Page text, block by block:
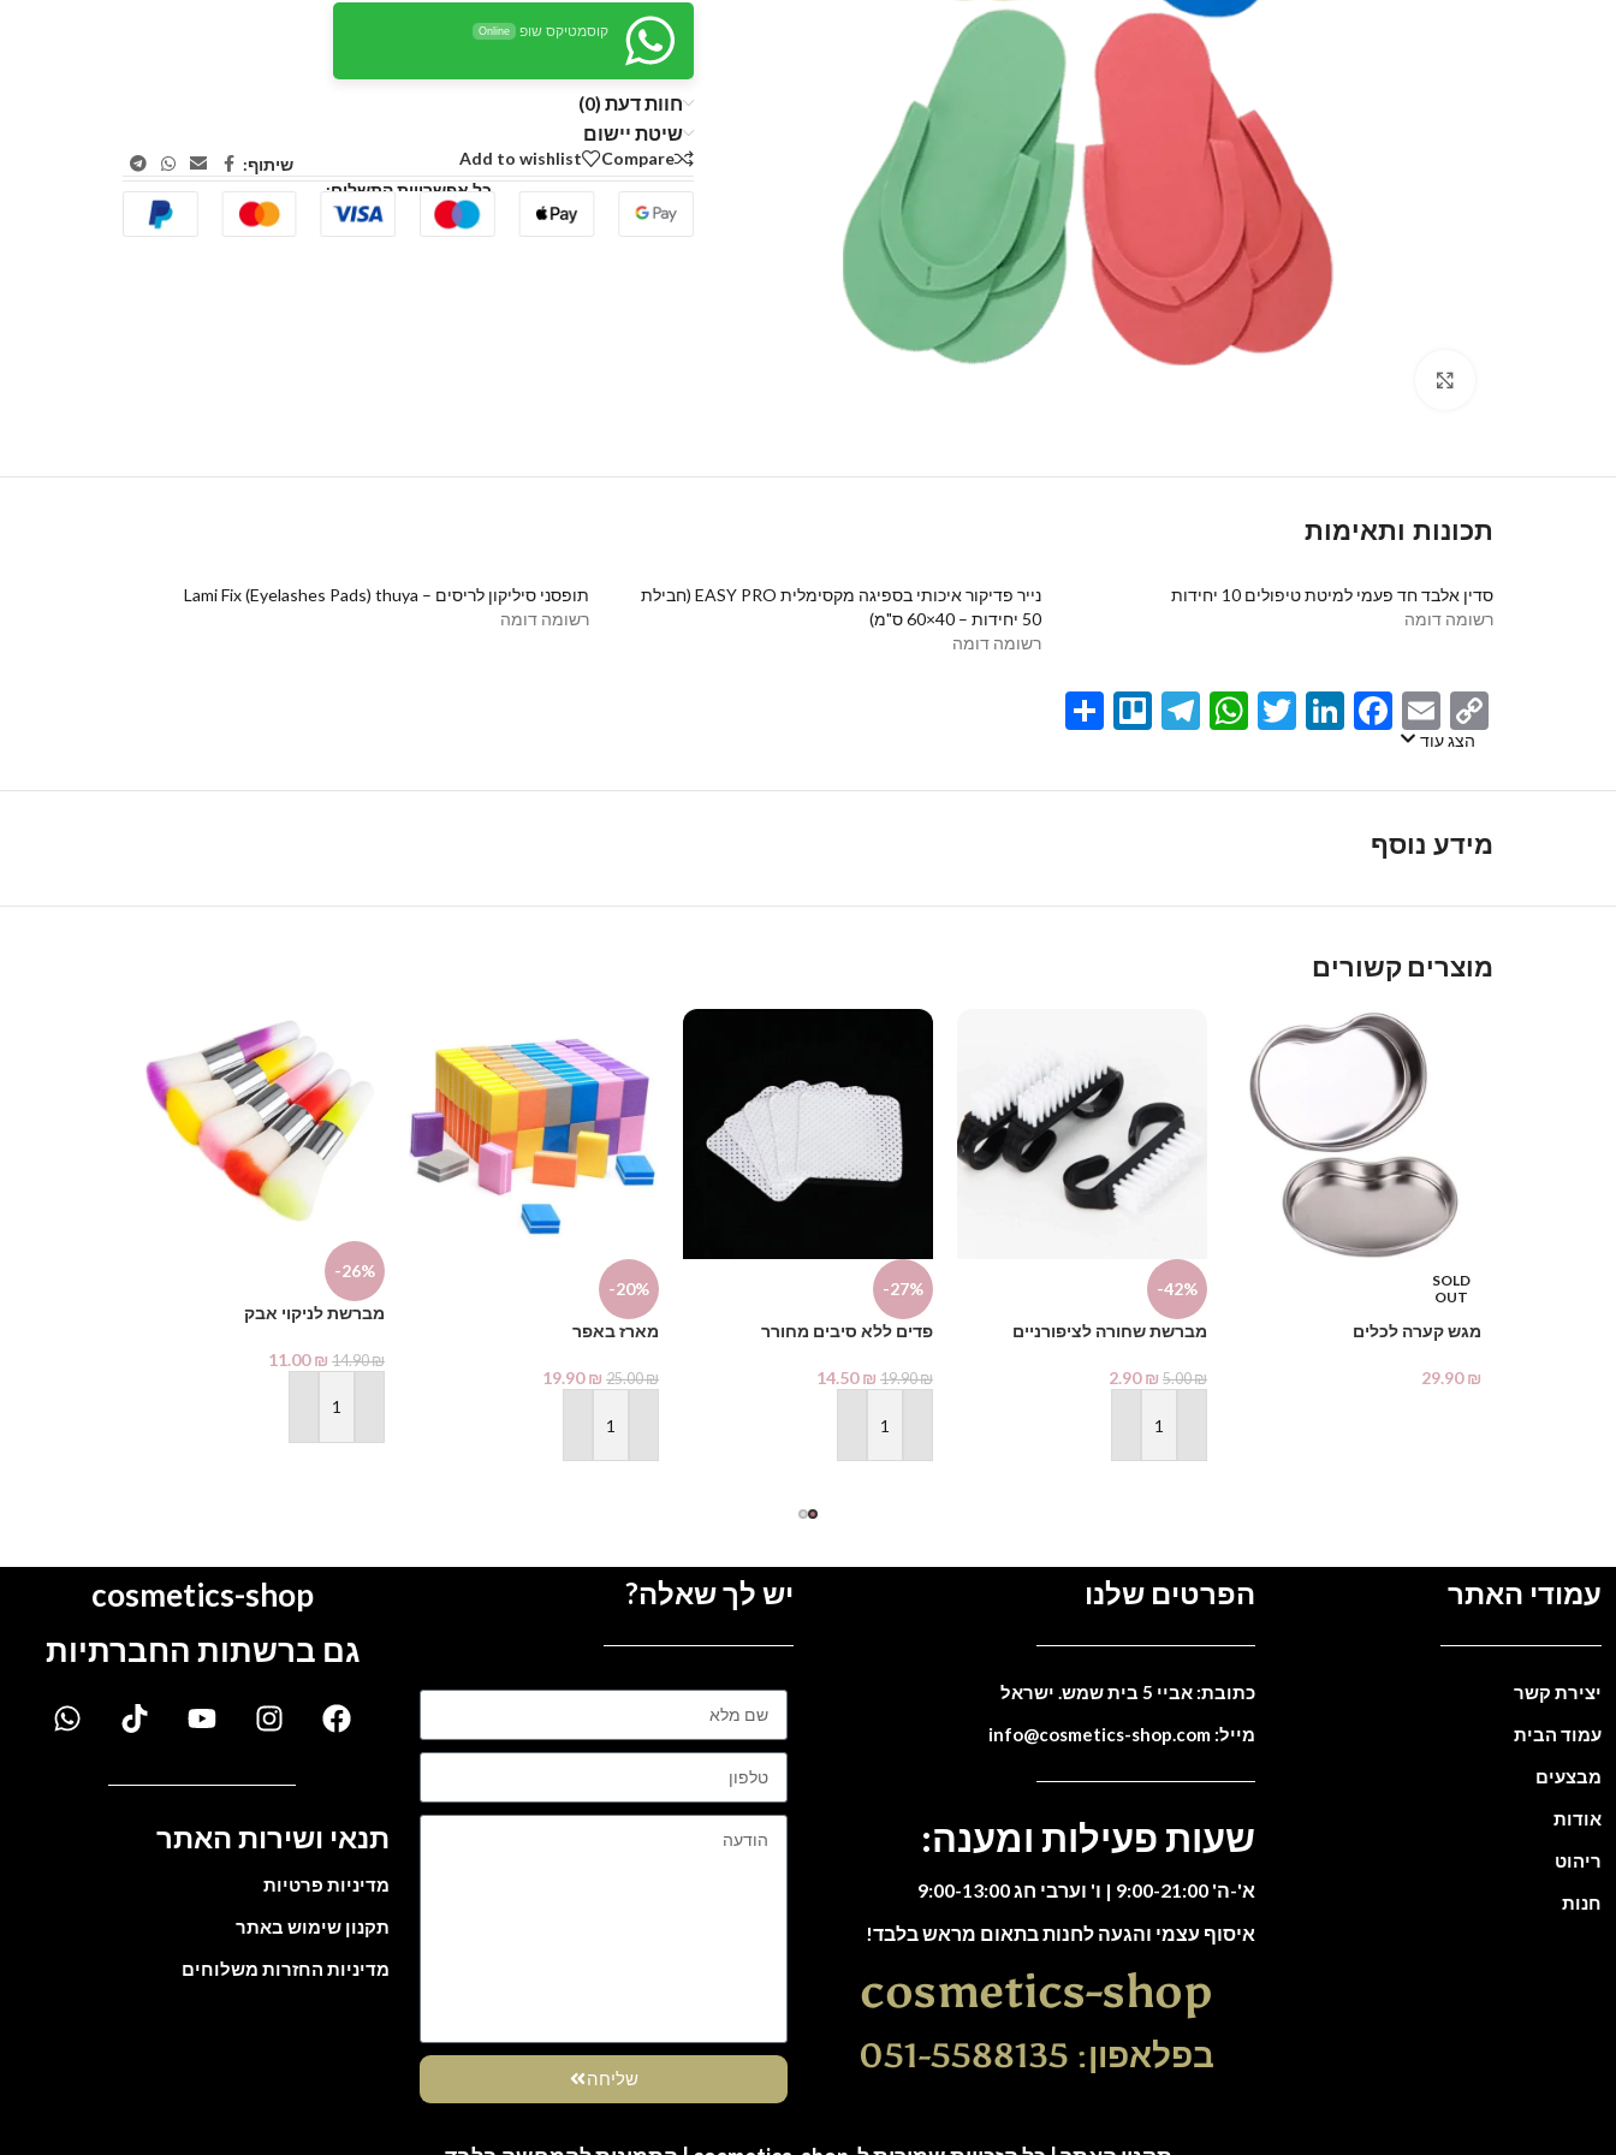
קוסמטיקס שופ Online
חוות דעת (0)
שיטת יישום
Compare
Add to wishlist
שיתוף:
כל אפשרויות התשלום:
תכונות ותאימות
סדין אלבד חד פעמי למיטת טיפולים 10 יחידות
רשומה דומה
נייר פדיקור איכותי בספיגה מקסימלית EASY PRO (חבילת
50 יחידות – 40×60 ס"מ)
רשומה דומה
תופסני סיליקון לריסים – Lami Fix (Eyelashes Pads) thuya
רשומה דומה
Copy
Link
Email
Facebook
LinkedIn
Twitter
WhatsApp
Telegram
Trello
Share
הצג עוד
מידע נוסף
מוצרים קשורים
SOLD
OUT
מגש קערה לכלים
29.90₪
-42%
מברשת שחורה לציפורניים
5.00₪
2.90₪
הוספה לסל
-27%
פדים ללא סיבים מחורר
19.90₪
14.50₪
הוספה לסל
-20%
מארז באפר
25.00₪
19.90₪
הוספה לסל
-26%
מברשת לניקוי אבק
14.90₪
11.00₪
הוספה לסל
עמודי האתר
יצירת קשר
עמוד הבית
מבצעים
אודות
ריהוט
חנות
הפרטים שלנו
כתובת: אביי 5 בית שמש. ישראל
מייל: info@cosmetics-shop.com
שעות פעילות ומענה:
א'-ה' 9:00-21:00 | ו' וערבי חג 9:00-13:00
איסוף עצמי והגעה לחנות בתאום מראש בלבד!
cosmetics-shop
בפלאפון: 051-5588135
יש לך שאלה?
שליחה
cosmetics-shop
גם ברשתות החברתיות
תנאי ושירות האתר
מדיניות פרטיות
תקנון שימוש באתר
מדיניות החזרות משלוחים